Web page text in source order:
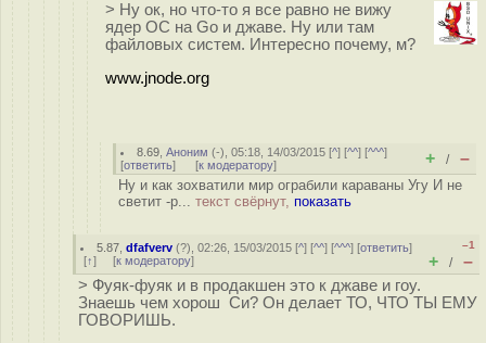
> Ну ок, но что-то я все равно не вижу
ядер ОС на Go и джаве. Ну или там
файловых систем. Интересно почему, м?
www.jnode.org
8.69 ,Аноним (-), 05:18, 14/03/2015 [^] [^^] [^^^]
[ответить] [к модератору] + / –
Ну и как зохватили мир ограбили караваны Угу И не
светит -р... текст свёрнут, показать
5.87 ,dfafverv (?), 02:26, 15/03/2015 [^] [^^] [^^^] [ответить]
[↑] [к модератору]
–1
+ / –
> Фуяк-фуяк и в продакшен это к джаве и гоу.
Знаешь чем хорош Си? Он делает ТО, ЧТО ТЫ ЕМУ
ГОВОРИШЬ.